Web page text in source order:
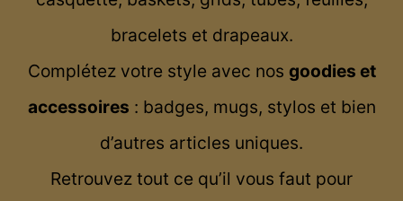
bracelets et drapeaux.
Complétez votre style avec nos goodies et
accessoires : badges, mugs, stylos et bien
d’autres articles uniques.
Retrouvez tout ce qu’il vous faut pour